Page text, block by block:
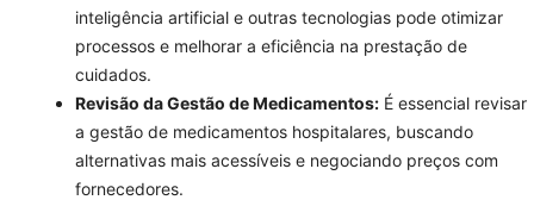
inteligência artificial e outras tecnologias pode otimizar
processos e melhorar a eficiência na prestação de
cuidados.
Revisão da Gestão de Medicamentos: É essencial revisar
a gestão de medicamentos hospitalares, buscando
alternativas mais acessíveis e negociando preços com
fornecedores.